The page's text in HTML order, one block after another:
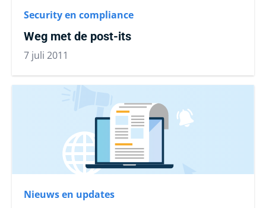
Security en compliance
Weg met de post-its
7 juli 2011
Nieuws en updates